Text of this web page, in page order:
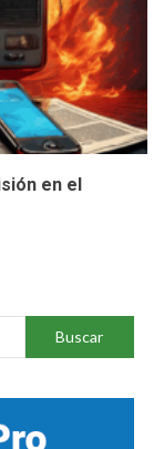
en el